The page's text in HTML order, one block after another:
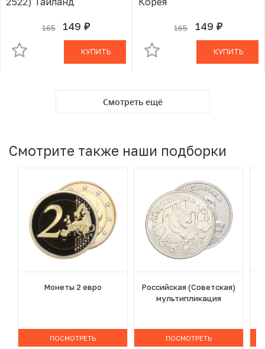
165 149 руб.
В КОРЗИНЕ
КУПИТЬ
165 149 руб.
В КОРЗИНЕ
КУПИТЬ
Смотреть ещё
Смотрите также наши подборки
Монеты 2 евро
ПОСМОТРЕТЬ
Российская (Советская)
мультипликация
ПОСМОТРЕТЬ